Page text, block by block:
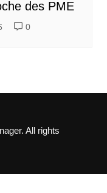
des PME
0
All rights